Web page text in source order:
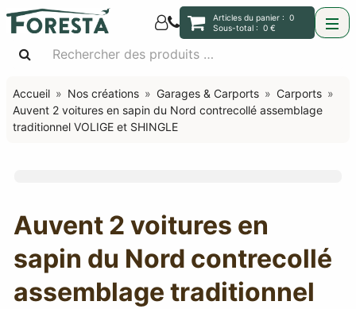
Articles du panier :0
Sous-total :0 €
Accueil Nos créations Garages & Carports
Carports
Auvent 2 voitures en sapin du Nord contrecollé assemblage
traditionnel VOLIGE et SHINGLE
Auvent 2 voitures en
sapin du Nord contrecollé
assemblage traditionnel